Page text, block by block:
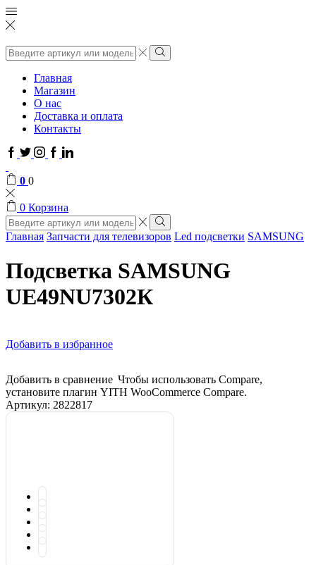
Поиск
ввода
Поиск
Главная
Магазин
О нас
Доставка и оплата
Контакты
Facebook
TwitterInstagram
GoogleLinkedin
0 0
0 Корзина
Поиск
ввода
Поиск
Главная Запчасти для телевизоров Led подсветки SAMSUNG
Подсветка SAMSUNG
UЕ49NU7302К
Добавить в избранное
Добавить в сравнение Чтобы использовать Compare,
установите плагин YITH WooCommerce Compare.
Артикул: 2822817